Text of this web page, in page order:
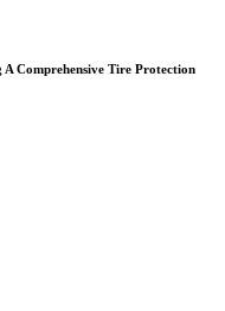
Comprehensive Tire Protection